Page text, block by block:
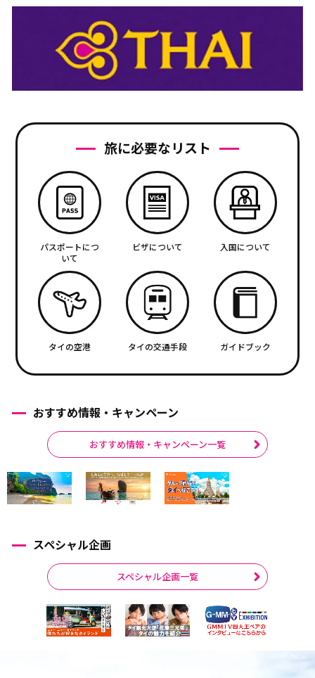
旅に必要なリスト
パスポートにつ
いて
ビザについて 入国について
タイの空港 タイの交通手段 ガイドブック
おすすめ情報・キャンペーン
おすすめ情報・キャンペーン一覧
スペシャル企画
スペシャル企画一覧